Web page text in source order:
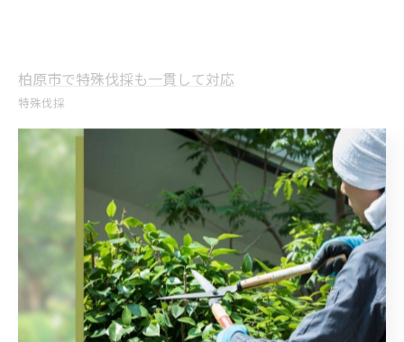
柏原市で特殊伐採も一貫して対応
特殊伐採
< 前のページ 一覧に戻る 次のページ >
関連タグ
#植木屋 #柏原市